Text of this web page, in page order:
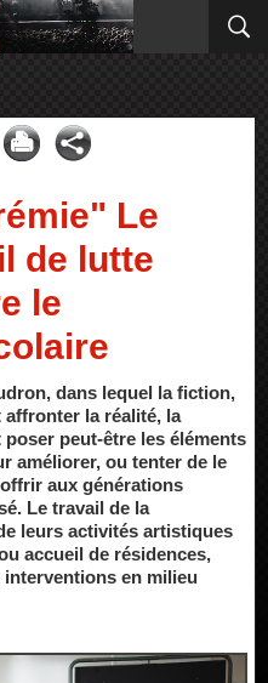
Le
de lutte
le
dans lequel la fiction,
la réalité, la
peut-être les éléments
améliorer, ou tenter de le
aux générations
Le travail de la
leurs activités artistiques
accueil de résidences,
interventions en milieu